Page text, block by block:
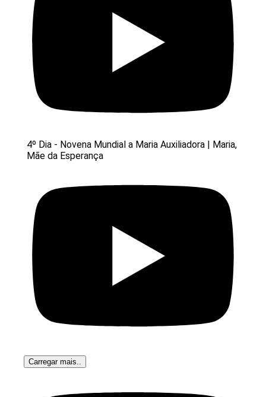
4º Dia - Novena Mundial a Maria Auxiliadora | Maria,
Mãe da Esperança
Carregar mais..